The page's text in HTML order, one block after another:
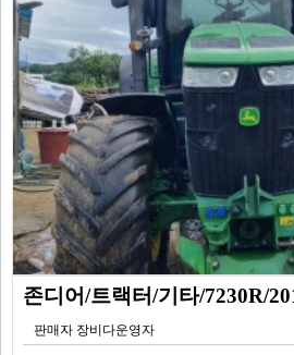
존디어/트랙터/기타/7230R/
판매자 장비다운영자